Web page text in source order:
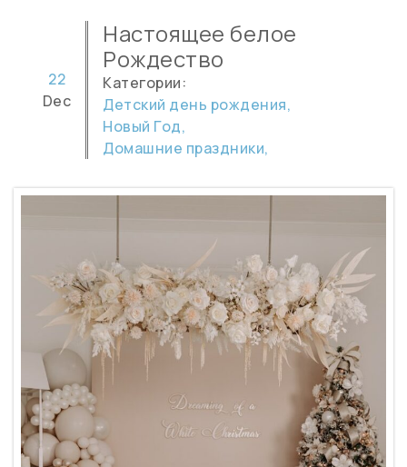
Настоящее белое
Рождество
22
Dec
Категории:
Детский день рождения,
Новый Год,
Домашние праздники,